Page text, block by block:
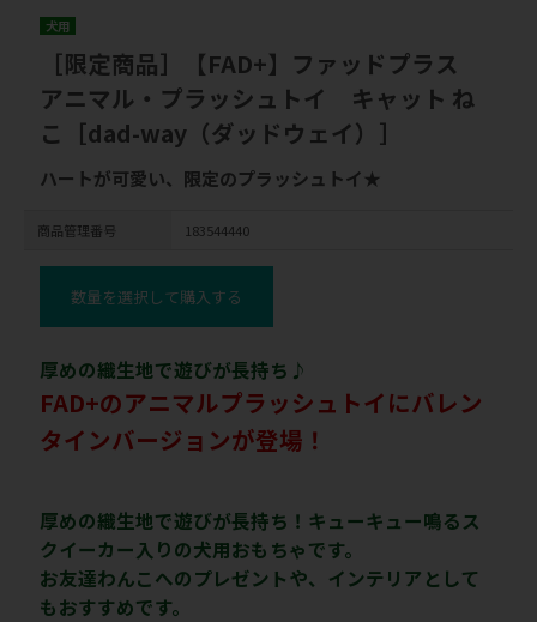
犬用
［限定商品］【FAD+】ファッドプラス
アニマル・プラッシュトイ キャット ね
こ［dad-way（ダッドウェイ）］
ハートが可愛い、限定のプラッシュトイ★
商品管理番号 183544440
数量を選択して購入する
厚めの織生地で遊びが長持ち♪
FAD+のアニマルプラッシュトイにバレン
タインバージョンが登場！
厚めの織生地で遊びが長持ち！キューキュー鳴るス
クイーカー入りの犬用おもちゃです。
お友達わんこへのプレゼントや、インテリアとして
もおすすめです。